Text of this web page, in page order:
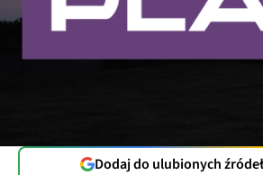
Dodaj do ulubionych